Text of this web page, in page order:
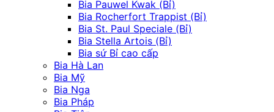
Bia Pauwel Kwak (Bỉ)
Bia Rocherfort Trappist (Bỉ)
Bia St. Paul Speciale (Bỉ)
Bia Stella Artois (Bỉ)
Bia sứ Bỉ cao cấp
Bia Hà Lan
Bia Mỹ
Bia Nga
Bia Pháp